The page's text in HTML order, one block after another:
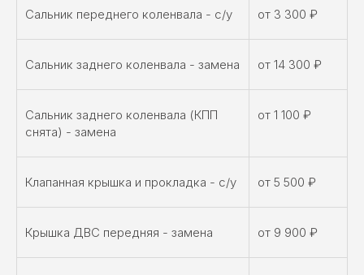
Сальник переднего коленвала - с/у от 3 300 ₽
Сальник заднего коленвала - замена от 14 300 ₽
Сальник заднего коленвала (КПП
снята) - замена
от 1 100 ₽
Клапанная крышка и прокладка - с/у от 5 500 ₽
Крышка ДВС передняя - замена от 9 900 ₽